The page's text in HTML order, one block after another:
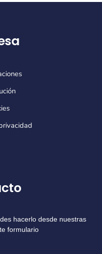
hacerlo desde nuestras
formulario